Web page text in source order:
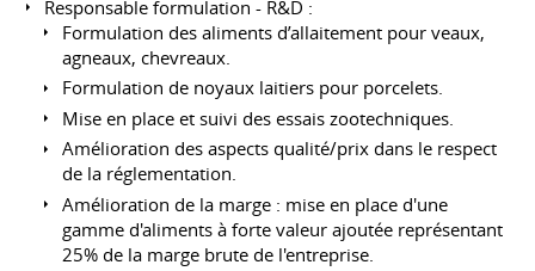
Responsable formulation - R&D :
Formulation des aliments d’allaitement pour veaux,
agneaux, chevreaux.
Formulation de noyaux laitiers pour porcelets.
Mise en place et suivi des essais zootechniques.
Amélioration des aspects qualité/prix dans le respect
de la réglementation.
Amélioration de la marge : mise en place d'une
gamme d'aliments à forte valeur ajoutée représentant
25% de la marge brute de l'entreprise.